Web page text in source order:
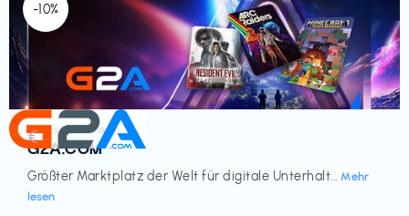
-10%
Elektronik & Medien
G2A.COM
Größter Marktplatz der Welt für digitale Unterhalt... Mehr
lesen
€‎